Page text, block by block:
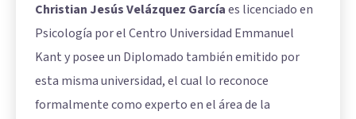
Christian Jesús Velázquez Garcíaes licenciado en
Psicología por el Centro Universidad Emmanuel
Kant y posee un Diplomado también emitido por
esta misma universidad, el cual lo reconoce
formalmente como experto en el área de la